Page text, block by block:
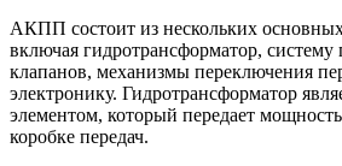
АКПП состоит из нескольких
включая гидротрансформатор, систему
клапанов, механизмы переключения
электронику. Гидротрансформатор
элементом, который передает
коробке передач.